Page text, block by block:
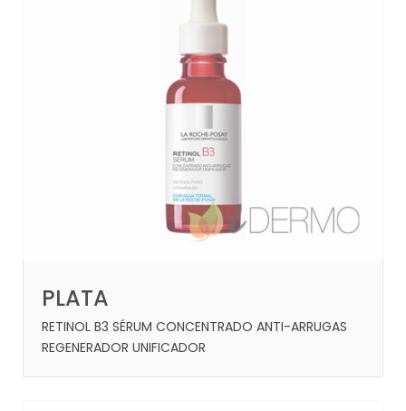
PLATA
RETINOL B3 SÉRUM CONCENTRADO ANTI-ARRUGAS
REGENERADOR UNIFICADOR